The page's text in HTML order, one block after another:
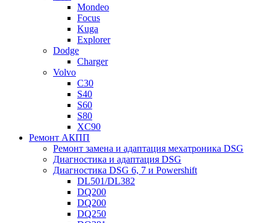
Mondeo
Focus
Kuga
Explorer
Dodge
Charger
Volvo
С30
S40
S60
S80
XC90
Ремонт АКПП
Ремонт замена и адаптация мехатроника DSG
Диагностика и адаптация DSG
Диагностика DSG 6, 7 и Powershift
DL501/DL382
DQ200
DQ200
DQ250